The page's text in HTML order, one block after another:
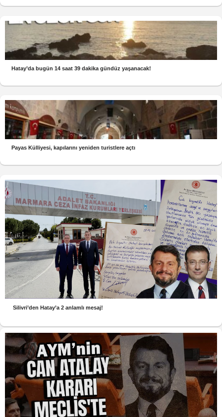
Hatay’da bugün 14 saat 39 dakika gündüz yaşanacak!
Payas Külliyesi, kapılarını yeniden turistlere açtı
Silivri’den Hatay’a 2 anlamlı mesaj!